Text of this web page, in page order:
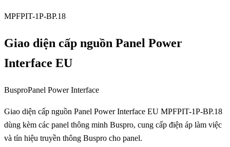
MPFPIT-1P-BP.18
Giao diện cấp nguồn Panel Power
Interface EU
BusproPanel Power Interface
Giao diện cấp nguồn Panel Power Interface EU MPFPIT-1P-BP.18
dùng kèm các panel thông minh Buspro, cung cấp điện áp làm việc
và tín hiệu truyền thông Buspro cho panel.